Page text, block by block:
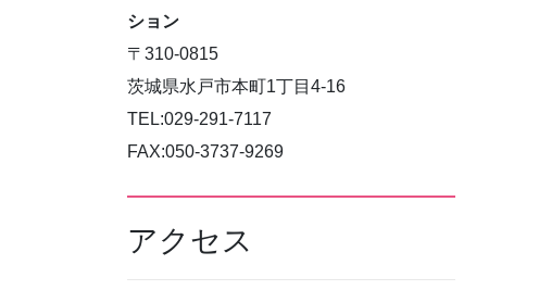
ション
〒310-0815
茨城県水戸市本町1丁目4-16
TEL:029-291-7117
FAX:050-3737-9269
アクセス